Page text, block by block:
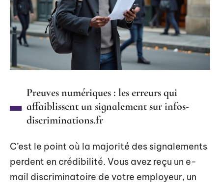
Preuves numériques : les erreurs qui
affaiblissent un signalement sur infos-
discriminations.fr
C’est le point où la majorité des signalements
perdent en crédibilité. Vous avez reçu un e-
mail discriminatoire de votre employeur, un